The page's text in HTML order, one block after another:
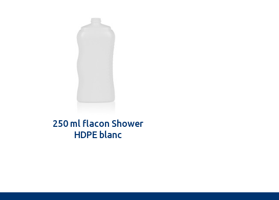
250 ml flacon Shower
HDPE blanc